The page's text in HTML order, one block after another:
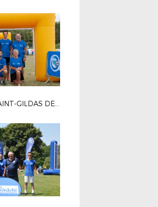
TRO BREIZH FOOT SAINT-GILDAS DE RHUYS 3